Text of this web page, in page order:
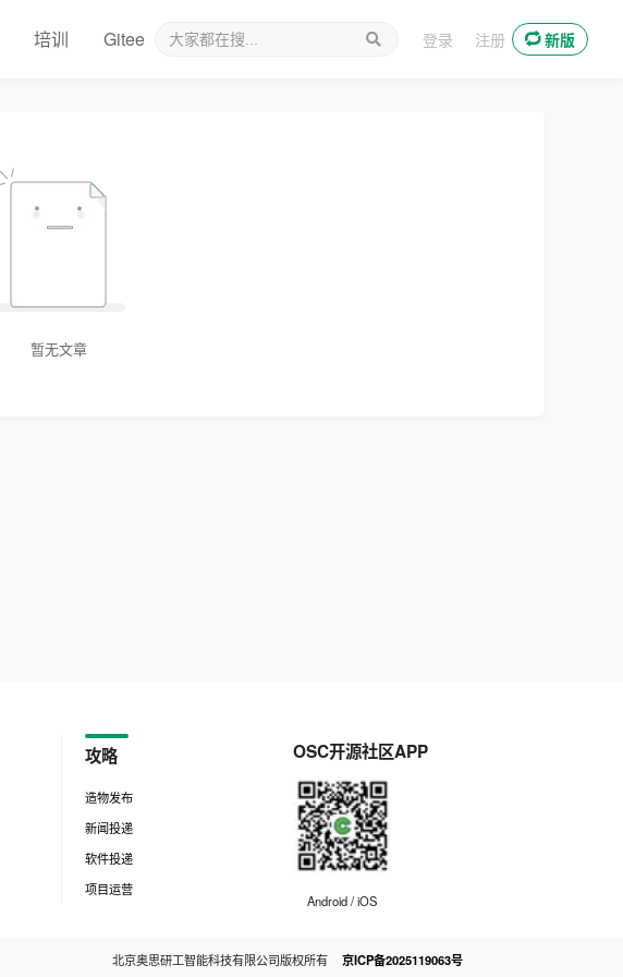
培训 Gitee 新媒体 登录 注册 新版
暂无文章
攻略
造物发布
新闻投递
软件投递
项目运营
OSC开源社区APP
Android / iOS
北京奥思研工智能科技有限公司版权所有 京ICP备2025119063号